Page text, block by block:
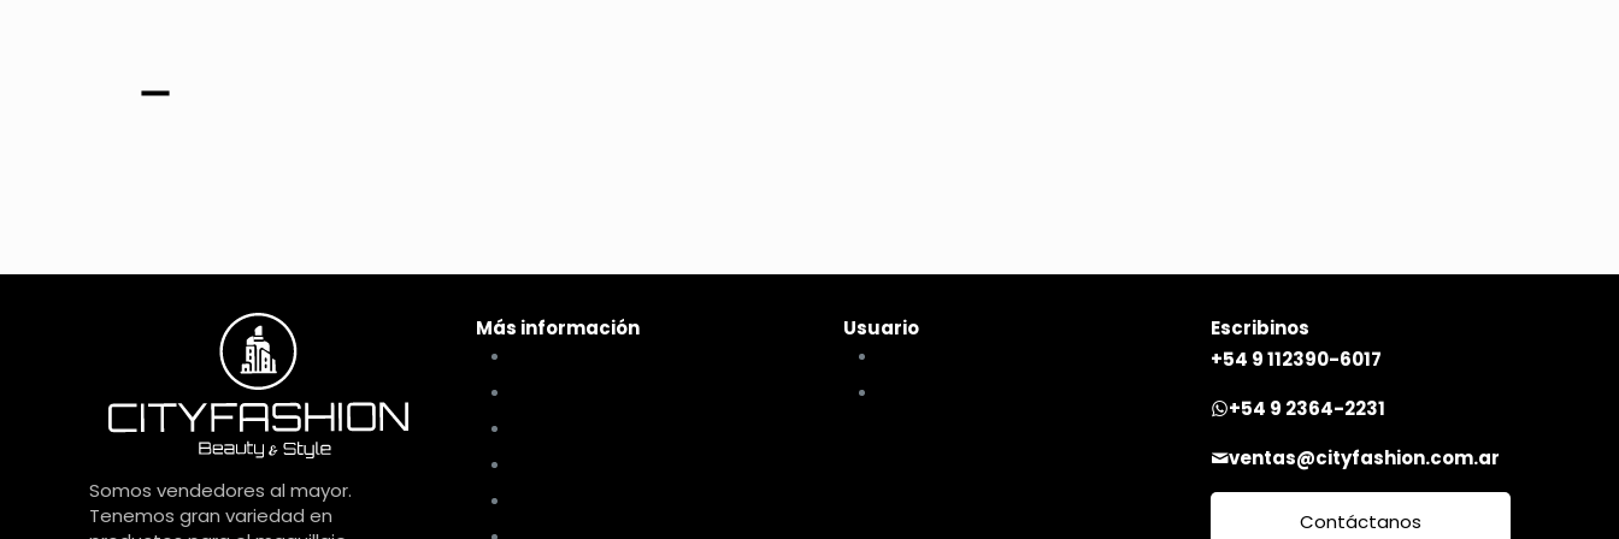
Somos vendedores al mayor.
Tenemos gran variedad en
Más información
Usuario
Escribinos
+54 9 112390-6017
+54 9 2364-2231
ventas@cityfashion.com.ar
Contáctanos